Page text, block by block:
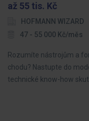
až 55 tis. Kč
HOFMANN WIZARD
47 - 55 000 Kč/měs
Rozumíte nástrojům a
chodu? Nastupte do
technické know-how